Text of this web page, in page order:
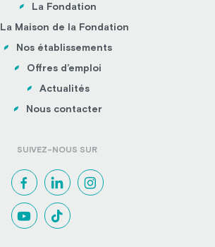
La Fondation
La Maison de la Fondation
Nos établissements
Offres d’emploi
Actualités
Nous contacter
SUIVEZ-NOUS SUR